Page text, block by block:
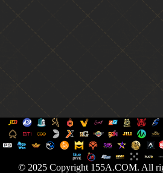
© 2025 Copyright 155A.COM. All